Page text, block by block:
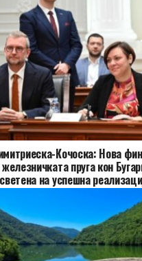
Кочоска: Нова
пруга кон
на успешна